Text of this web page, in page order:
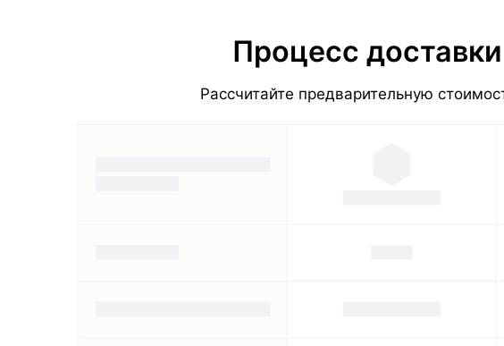
Процесс
Рассчитайте предварительную